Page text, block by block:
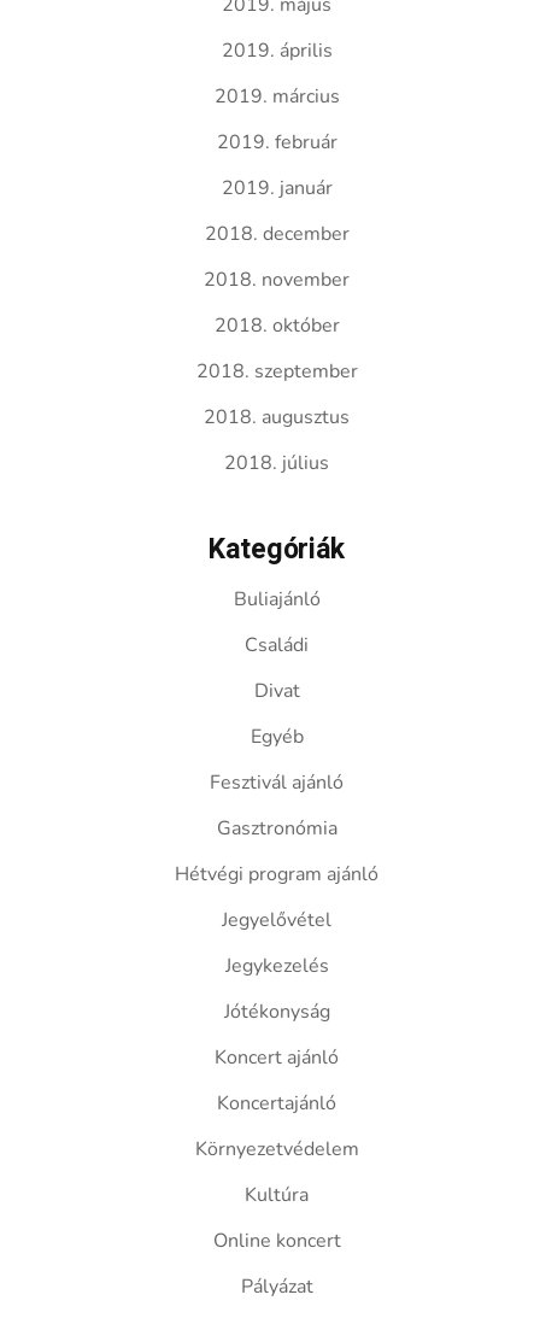
2019. április
2019. március
2019. február
2019. január
2018. december
2018. november
2018. október
2018. szeptember
2018. augusztus
2018. július
Kategóriák
Buliajánló
Családi
Divat
Egyéb
Fesztivál ajánló
Gasztronómia
Hétvégi program ajánló
Jegyelővétel
Jegykezelés
Jótékonyság
Koncert ajánló
Koncertajánló
Környezetvédelem
Kultúra
Online koncert
Pályázat